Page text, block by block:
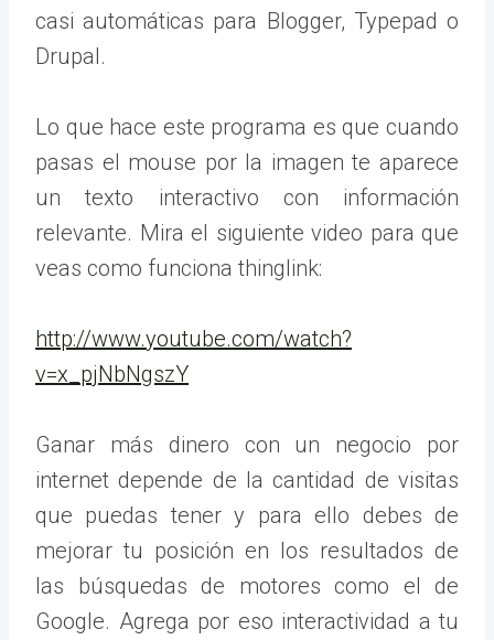
casi automáticas para Blogger, Typepad o
Drupal.
Lo que hace este programa es que cuando
pasas el mouse por la imagen te aparece
un texto interactivo con información
relevante. Mira el siguiente video para que
veas como funciona thinglink:
http://www.youtube.com/watch?
v=x_pjNbNgszY
Ganar más dinero con un negocio por
internet depende de la cantidad de visitas
que puedas tener y para ello debes de
mejorar tu posición en los resultados de
las búsquedas de motores como el de
Google. Agrega por eso interactividad a tu